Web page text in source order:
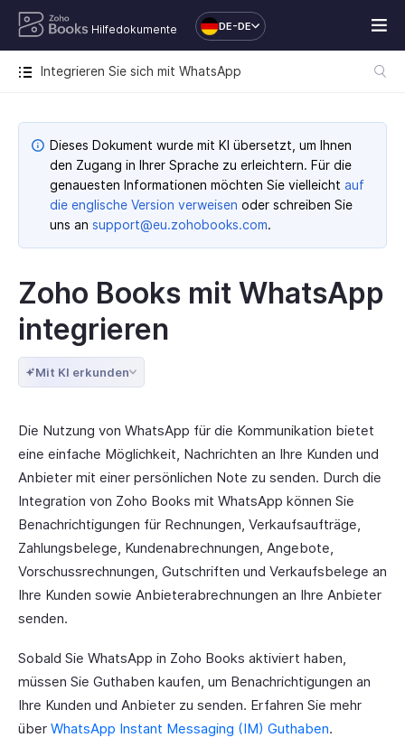
Hilfedokumente DE-DE
Integrieren Sie sich mit WhatsApp
Dieses Dokument wurde mit KI übersetzt, um Ihnen
den Zugang in Ihrer Sprache zu erleichtern. Für die
genauesten Informationen möchten Sie vielleicht auf
die englische Version verweisen oder schreiben Sie
uns an support@eu.zohobooks.com.
Zoho Books mit WhatsApp
integrieren
Mit KI erkunden
Die Nutzung von WhatsApp für die Kommunikation bietet
eine einfache Möglichkeit, Nachrichten an Ihre Kunden und
Anbieter mit einer persönlichen Note zu senden. Durch die
Integration von Zoho Books mit WhatsApp können Sie
Benachrichtigungen für Rechnungen, Verkaufsaufträge,
Zahlungsbelege, Kundenabrechnungen, Angebote,
Vorschussrechnungen, Gutschriften und Verkaufsbelege an
Ihre Kunden sowie Anbieterabrechnungen an Ihre Anbieter
senden.
Sobald Sie WhatsApp in Zoho Books aktiviert haben,
müssen Sie Guthaben kaufen, um Benachrichtigungen an
Ihre Kunden und Anbieter zu senden. Erfahren Sie mehr
über WhatsApp Instant Messaging (IM) Guthaben.